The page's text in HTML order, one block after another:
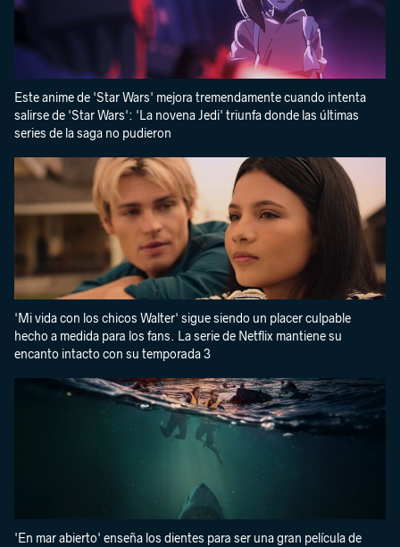
Este anime de 'Star Wars' mejora tremendamente cuando intenta
salirse de 'Star Wars': 'La novena Jedi' triunfa donde las últimas
series de la saga no pudieron
'Mi vida con los chicos Walter' sigue siendo un placer culpable
hecho a medida para los fans. La serie de Netflix mantiene su
encanto intacto con su temporada 3
'En mar abierto' enseña los dientes para ser una gran película de